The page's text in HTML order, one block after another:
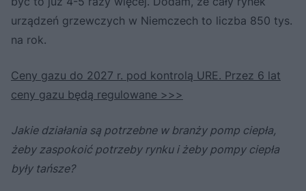
urządzeń grzewczych w Niemczech to liczba 850 tys.
na rok.
Ceny gazu do 2027 r. pod kontrolą URE. Przez 6 lat
ceny gazu będą regulowane >>>
Jakie działania są potrzebne w branży pomp ciepła,
żeby zaspokoić potrzeby rynku i żeby pompy ciepła
były tańsze?